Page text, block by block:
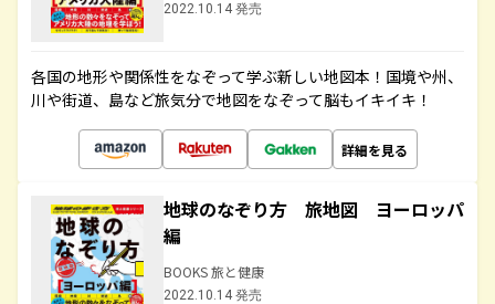
2022.10.14 発売
各国の地形や関係性をなぞって学ぶ新しい地図本！国境や州、
川や街道、島など旅気分で地図をなぞって脳もイキイキ！
詳細を見る
地球のなぞり方 旅地図 ヨーロッパ
編
BOOKS 旅と健康
2022.10.14 発売